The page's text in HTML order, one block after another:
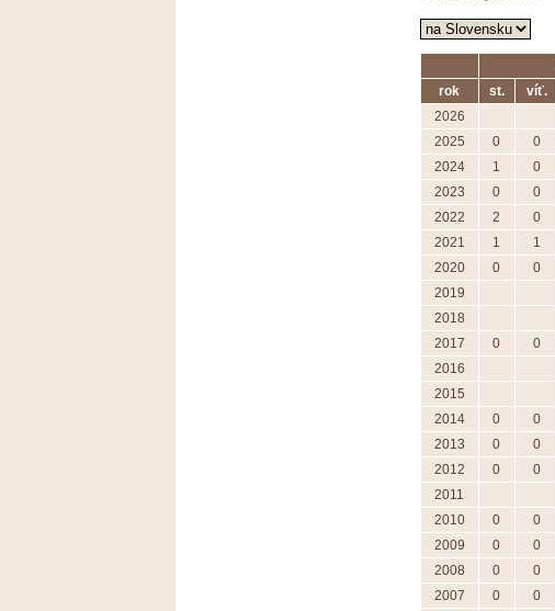
rok
st. víť.
2026
2025
0 0
2024
1 0
2023
0 0
2022
2 0
2021
1 1
2020
0 0
2019
2018
2017
0 0
2016
2015
2014
0 0
2013
0 0
2012
0 0
2011
2010
0 0
2009
0 0
2008
0 0
2007
0 0